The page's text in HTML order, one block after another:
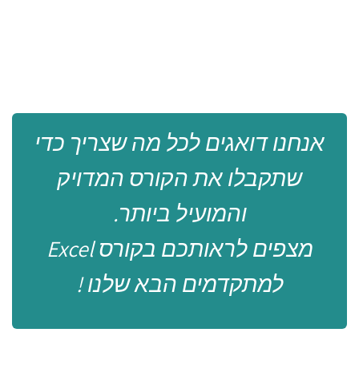
אנחנו דואגים לכל מה שצריך כדי
שתקבלו את הקורס המדויק
והמועיל ביותר.
מצפים לראותכם בקורס Excel
למתקדמים הבא שלנו !